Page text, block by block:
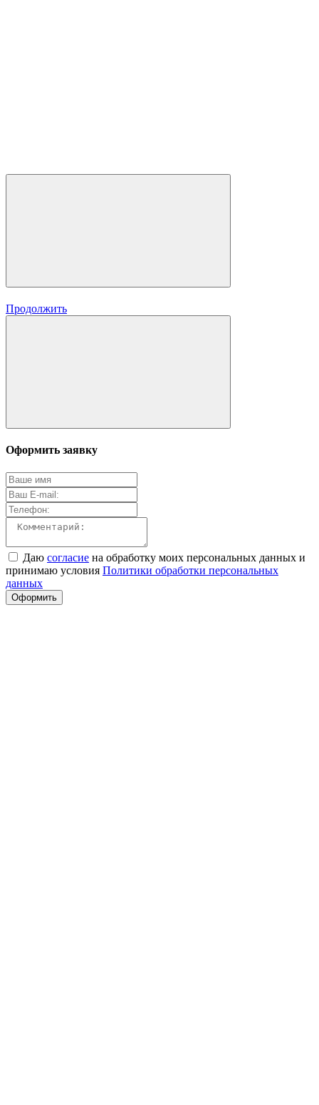
Продолжить
Оформить заявку
Даю согласие на обработку моих персональных данных и
принимаю условия Политики обработки персональных
данных
Оформить